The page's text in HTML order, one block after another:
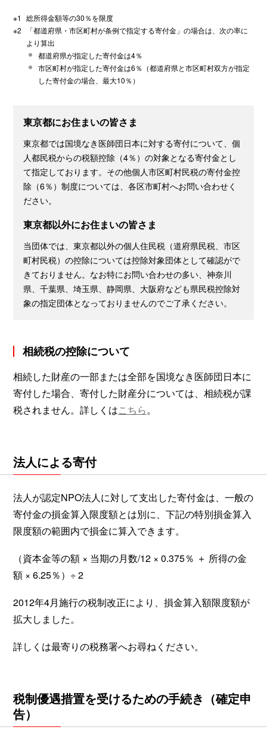
※1 総所得金額等の30％を限度
※2
「都道府県・市区町村が条例で指定する寄付金」の場合は、次の率に
より算出
都道府県が指定した寄付金は4％
市区町村が指定した寄付金は6％（都道府県と市区町村双方が指定
した寄付金の場合、最大10％）
東京都にお住まいの皆さま
東京都では国境なき医師団日本に対する寄付について、個
人都民税からの税額控除（4％）の対象となる寄付金とし
て指定しております。その他個人市区町村民税の寄付金控
除（6％）制度については、各区市町村へお問い合わせく
ださい。
東京都以外にお住まいの皆さま
当団体では、東京都以外の個人住民税（道府県民税、市区
町村民税）の控除については控除対象団体として確認がで
きておりません。なお特にお問い合わせの多い、神奈川
県、千葉県、埼玉県、静岡県、大阪府なども県民税控除対
象の指定団体となっておりませんのでご了承ください。
相続税の控除について
相続した財産の一部または全部を国境なき医師団日本に
寄付した場合、寄付した財産分については、相続税が課
税されません。詳しくはこちら。
法人による寄付
法人が認定NPO法人に対して支出した寄付金は、一般の
寄付金の損金算入限度額とは別に、下記の特別損金算入
限度額の範囲内で損金に算入できます。
（資本金等の額 × 当期の月数/12 × 0.375％ ＋ 所得の金
額 × 6.25％）÷ 2
2012年4月施行の税制改正により、損金算入額限度額が
拡大しました。
詳しくは最寄りの税務署へお尋ねください。
税制優遇措置を受けるための手続き（確定申
告）